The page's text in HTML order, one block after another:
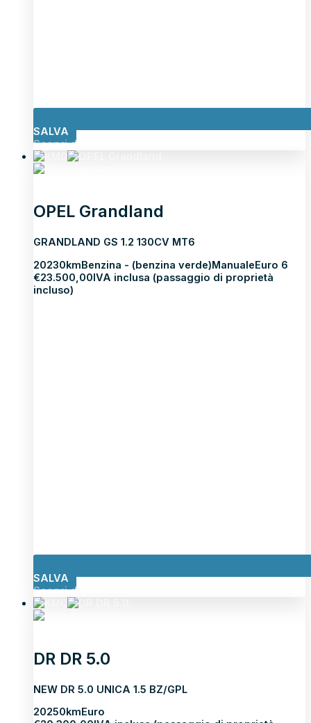
SALVA
Scopri di più
OPEL Grandland
GRANDLAND GS 1.2 130CV MT6
20230kmBenzina - (benzina verde)ManualeEuro 6
€23.500,00IVA inclusa (passaggio di proprietà
incluso)
SALVA
Scopri di più
DR DR 5.0
NEW DR 5.0 UNICA 1.5 BZ/GPL
20250kmEuro